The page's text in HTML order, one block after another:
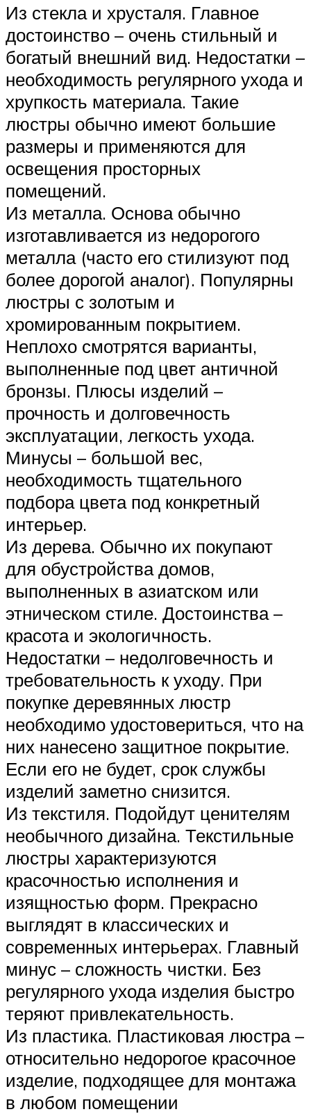
Из стекла и хрусталя. Главное
достоинство – очень стильный и
богатый внешний вид. Недостатки –
необходимость регулярного ухода и
хрупкость материала. Такие
люстры обычно имеют большие
размеры и применяются для
освещения просторных
помещений.
Из металла. Основа обычно
изготавливается из недорогого
металла (часто его стилизуют под
более дорогой аналог). Популярны
люстры с золотым и
хромированным покрытием.
Неплохо смотрятся варианты,
выполненные под цвет античной
бронзы. Плюсы изделий –
прочность и долговечность
эксплуатации, легкость ухода.
Минусы – большой вес,
необходимость тщательного
подбора цвета под конкретный
интерьер.
Из дерева. Обычно их покупают
для обустройства домов,
выполненных в азиатском или
этническом стиле. Достоинства –
красота и экологичность.
Недостатки – недолговечность и
требовательность к уходу. При
покупке деревянных люстр
необходимо удостовериться, что на
них нанесено защитное покрытие.
Если его не будет, срок службы
изделий заметно снизится.
Из текстиля. Подойдут ценителям
необычного дизайна. Текстильные
люстры характеризуются
красочностью исполнения и
изящностью форм. Прекрасно
выглядят в классических и
современных интерьерах. Главный
минус – сложность чистки. Без
регулярного ухода изделия быстро
теряют привлекательность.
Из пластика. Пластиковая люстра –
относительно недорогое красочное
изделие, подходящее для монтажа
в любом помещении